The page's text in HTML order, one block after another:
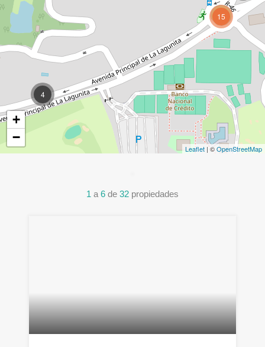
4
15
+
−
Leaflet | ©OpenStreetMap
1 a 6 de 32 propiedades